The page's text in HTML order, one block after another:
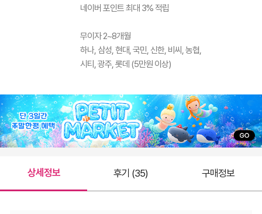
네이버 포인트 최대 3% 적립
무이자 2~8개월
하나, 삼성, 현대, 국민, 신한, 비씨, 농협,
시티, 광주, 롯데 (5만원 이상)
상세정보 후기 (35) 구매정보